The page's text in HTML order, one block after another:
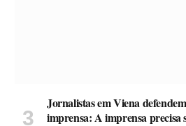
Jornalistas em Viena
imprensa: A imprensa precisa